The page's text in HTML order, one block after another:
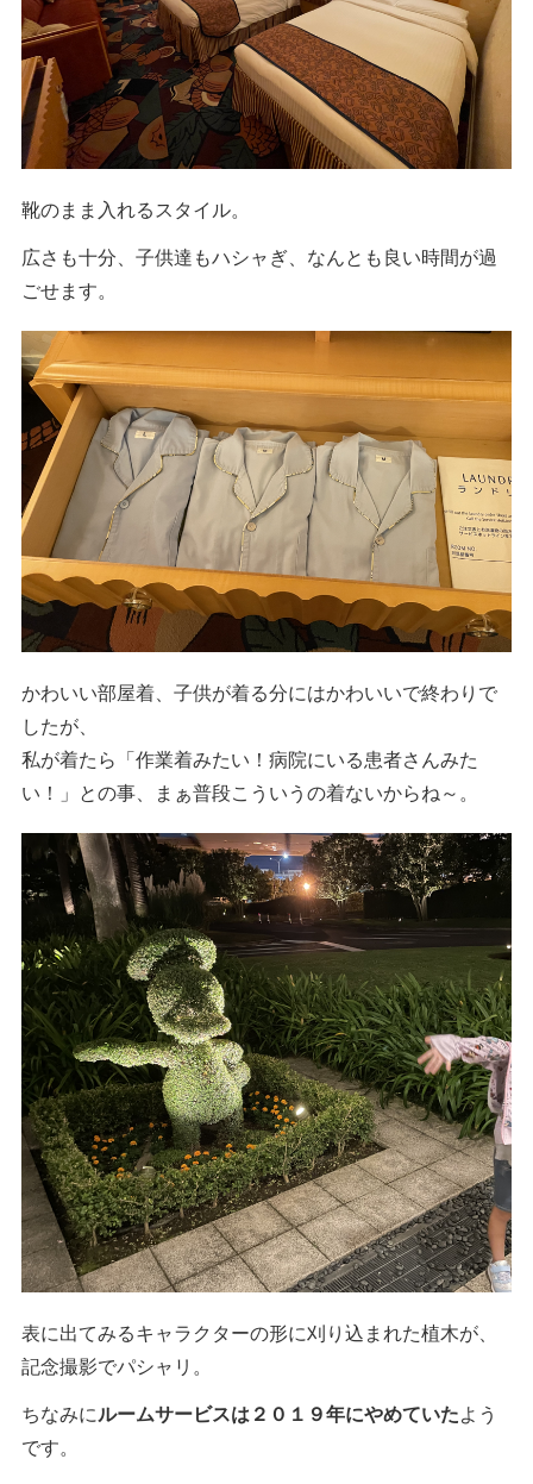
靴のまま入れるスタイル。
広さも十分、子供達もハシャぎ、なんとも良い時間が過
ごせます。
かわいい部屋着、子供が着る分にはかわいいで終わりで
したが、
私が着たら「作業着みたい！病院にいる患者さんみた
い！」との事、まぁ普段こういうの着ないからね～。
表に出てみるキャラクターの形に刈り込まれた植木が、
記念撮影でパシャリ。
ちなみにルームサービスは２０１９年にやめていたよう
です。